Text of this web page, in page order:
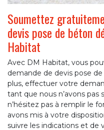
Soumettez
devis pose de béton
Habitat
Avec DM Habitat, vous
demande de devis pose
plus, effectuer votre
tant que nous n’avons pas
n’hésitez pas à remplir le
avons mis à votre
suivre les indications et de